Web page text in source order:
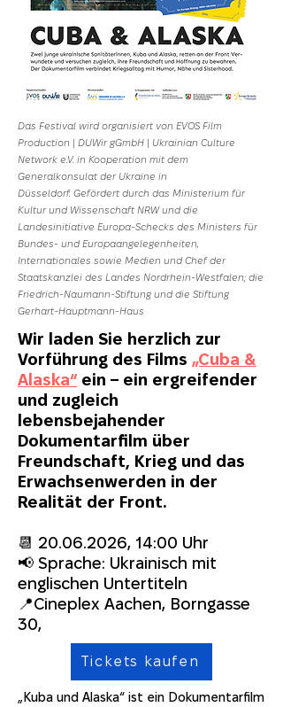
Das Festival wird organisiert von EVOS Film
Production | DUWir gGmbH | Ukrainian Culture
Network e.V. in Kooperation mit dem
Generalkonsulat der Ukraine in
Düsseldorf. Gefördert durch das Ministerium für
Kultur und Wissenschaft NRW und die
Landesinitiative Europa-Schecks des Ministers für
Bundes- und Europaangelegenheiten,
Internationales sowie Medien und Chef der
Staatskanzlei des Landes Nordrhein-Westfalen; die
Friedrich-Naumann-Stiftung und die Stiftung
Gerhart-Hauptmann-Haus
Wir laden Sie herzlich zur
Vorführung des Films „Cuba &
Alaska“ ein – ein ergreifender
und zugleich
lebensbejahender
Dokumentarfilm über
Freundschaft, Krieg und das
Erwachsenwerden in der
Realität der Front.
📆 20.06.2026, 14:00 Uhr
📢 Sprache: Ukrainisch mit
englischen Untertiteln
📍Cineplex Aachen, Borngasse
30,
Tickets kaufen
„Kuba und Alaska“ ist ein Dokumentarfilm